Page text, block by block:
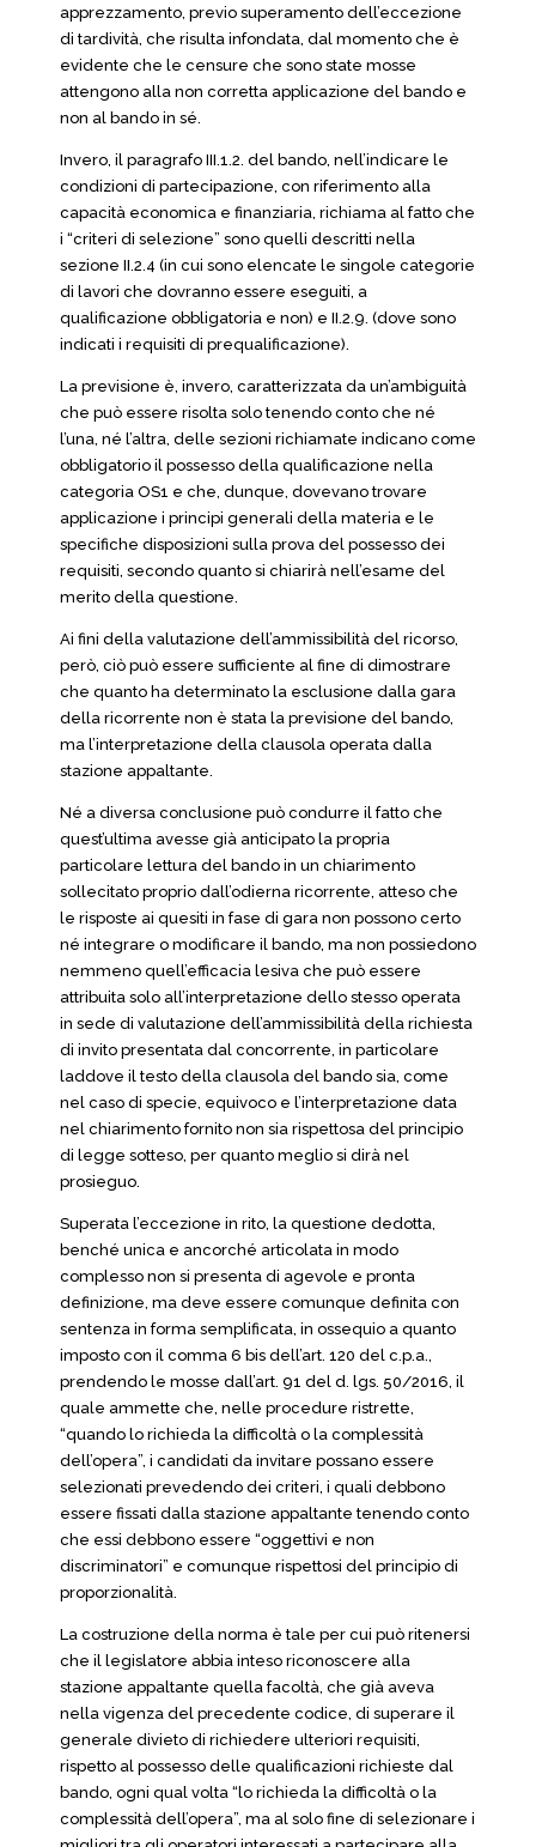
apprezzamento, previo superamento dell’eccezione
di tardività, che risulta infondata, dal momento che è
evidente che le censure che sono state mosse
attengono alla non corretta applicazione del bando e
non al bando in sé.
Invero, il paragrafo III.1.2. del bando, nell’indicare le
condizioni di partecipazione, con riferimento alla
capacità economica e finanziaria, richiama al fatto che
i “criteri di selezione” sono quelli descritti nella
sezione II.2.4 (in cui sono elencate le singole categorie
di lavori che dovranno essere eseguiti, a
qualificazione obbligatoria e non) e II.2.9. (dove sono
indicati i requisiti di prequalificazione).
La previsione è, invero, caratterizzata da un’ambiguità
che può essere risolta solo tenendo conto che né
l’una, né l’altra, delle sezioni richiamate indicano come
obbligatorio il possesso della qualificazione nella
categoria OS1 e che, dunque, dovevano trovare
applicazione i principi generali della materia e le
specifiche disposizioni sulla prova del possesso dei
requisiti, secondo quanto si chiarirà nell’esame del
merito della questione.
Ai fini della valutazione dell’ammissibilità del ricorso,
però, ciò può essere sufficiente al fine di dimostrare
che quanto ha determinato la esclusione dalla gara
della ricorrente non è stata la previsione del bando,
ma l’interpretazione della clausola operata dalla
stazione appaltante.
Né a diversa conclusione può condurre il fatto che
quest’ultima avesse già anticipato la propria
particolare lettura del bando in un chiarimento
sollecitato proprio dall’odierna ricorrente, atteso che
le risposte ai quesiti in fase di gara non possono certo
né integrare o modificare il bando, ma non possiedono
nemmeno quell’efficacia lesiva che può essere
attribuita solo all’interpretazione dello stesso operata
in sede di valutazione dell’ammissibilità della richiesta
di invito presentata dal concorrente, in particolare
laddove il testo della clausola del bando sia, come
nel caso di specie, equivoco e l’interpretazione data
nel chiarimento fornito non sia rispettosa del principio
di legge sotteso, per quanto meglio si dirà nel
prosieguo.
Superata l’eccezione in rito, la questione dedotta,
benché unica e ancorché articolata in modo
complesso non si presenta di agevole e pronta
definizione, ma deve essere comunque definita con
sentenza in forma semplificata, in ossequio a quanto
imposto con il comma 6 bis dell’art. 120 del c.p.a.,
prendendo le mosse dall’art. 91 del d. lgs. 50/2016, il
quale ammette che, nelle procedure ristrette,
“quando lo richieda la difficoltà o la complessità
dell’opera”, i candidati da invitare possano essere
selezionati prevedendo dei criteri, i quali debbono
essere fissati dalla stazione appaltante tenendo conto
che essi debbono essere “oggettivi e non
discriminatori” e comunque rispettosi del principio di
proporzionalità.
La costruzione della norma è tale per cui può ritenersi
che il legislatore abbia inteso riconoscere alla
stazione appaltante quella facoltà, che già aveva
nella vigenza del precedente codice, di superare il
generale divieto di richiedere ulteriori requisiti,
rispetto al possesso delle qualificazioni richieste dal
bando, ogni qual volta “lo richieda la difficoltà o la
complessità dell’opera”, ma al solo fine di selezionare i